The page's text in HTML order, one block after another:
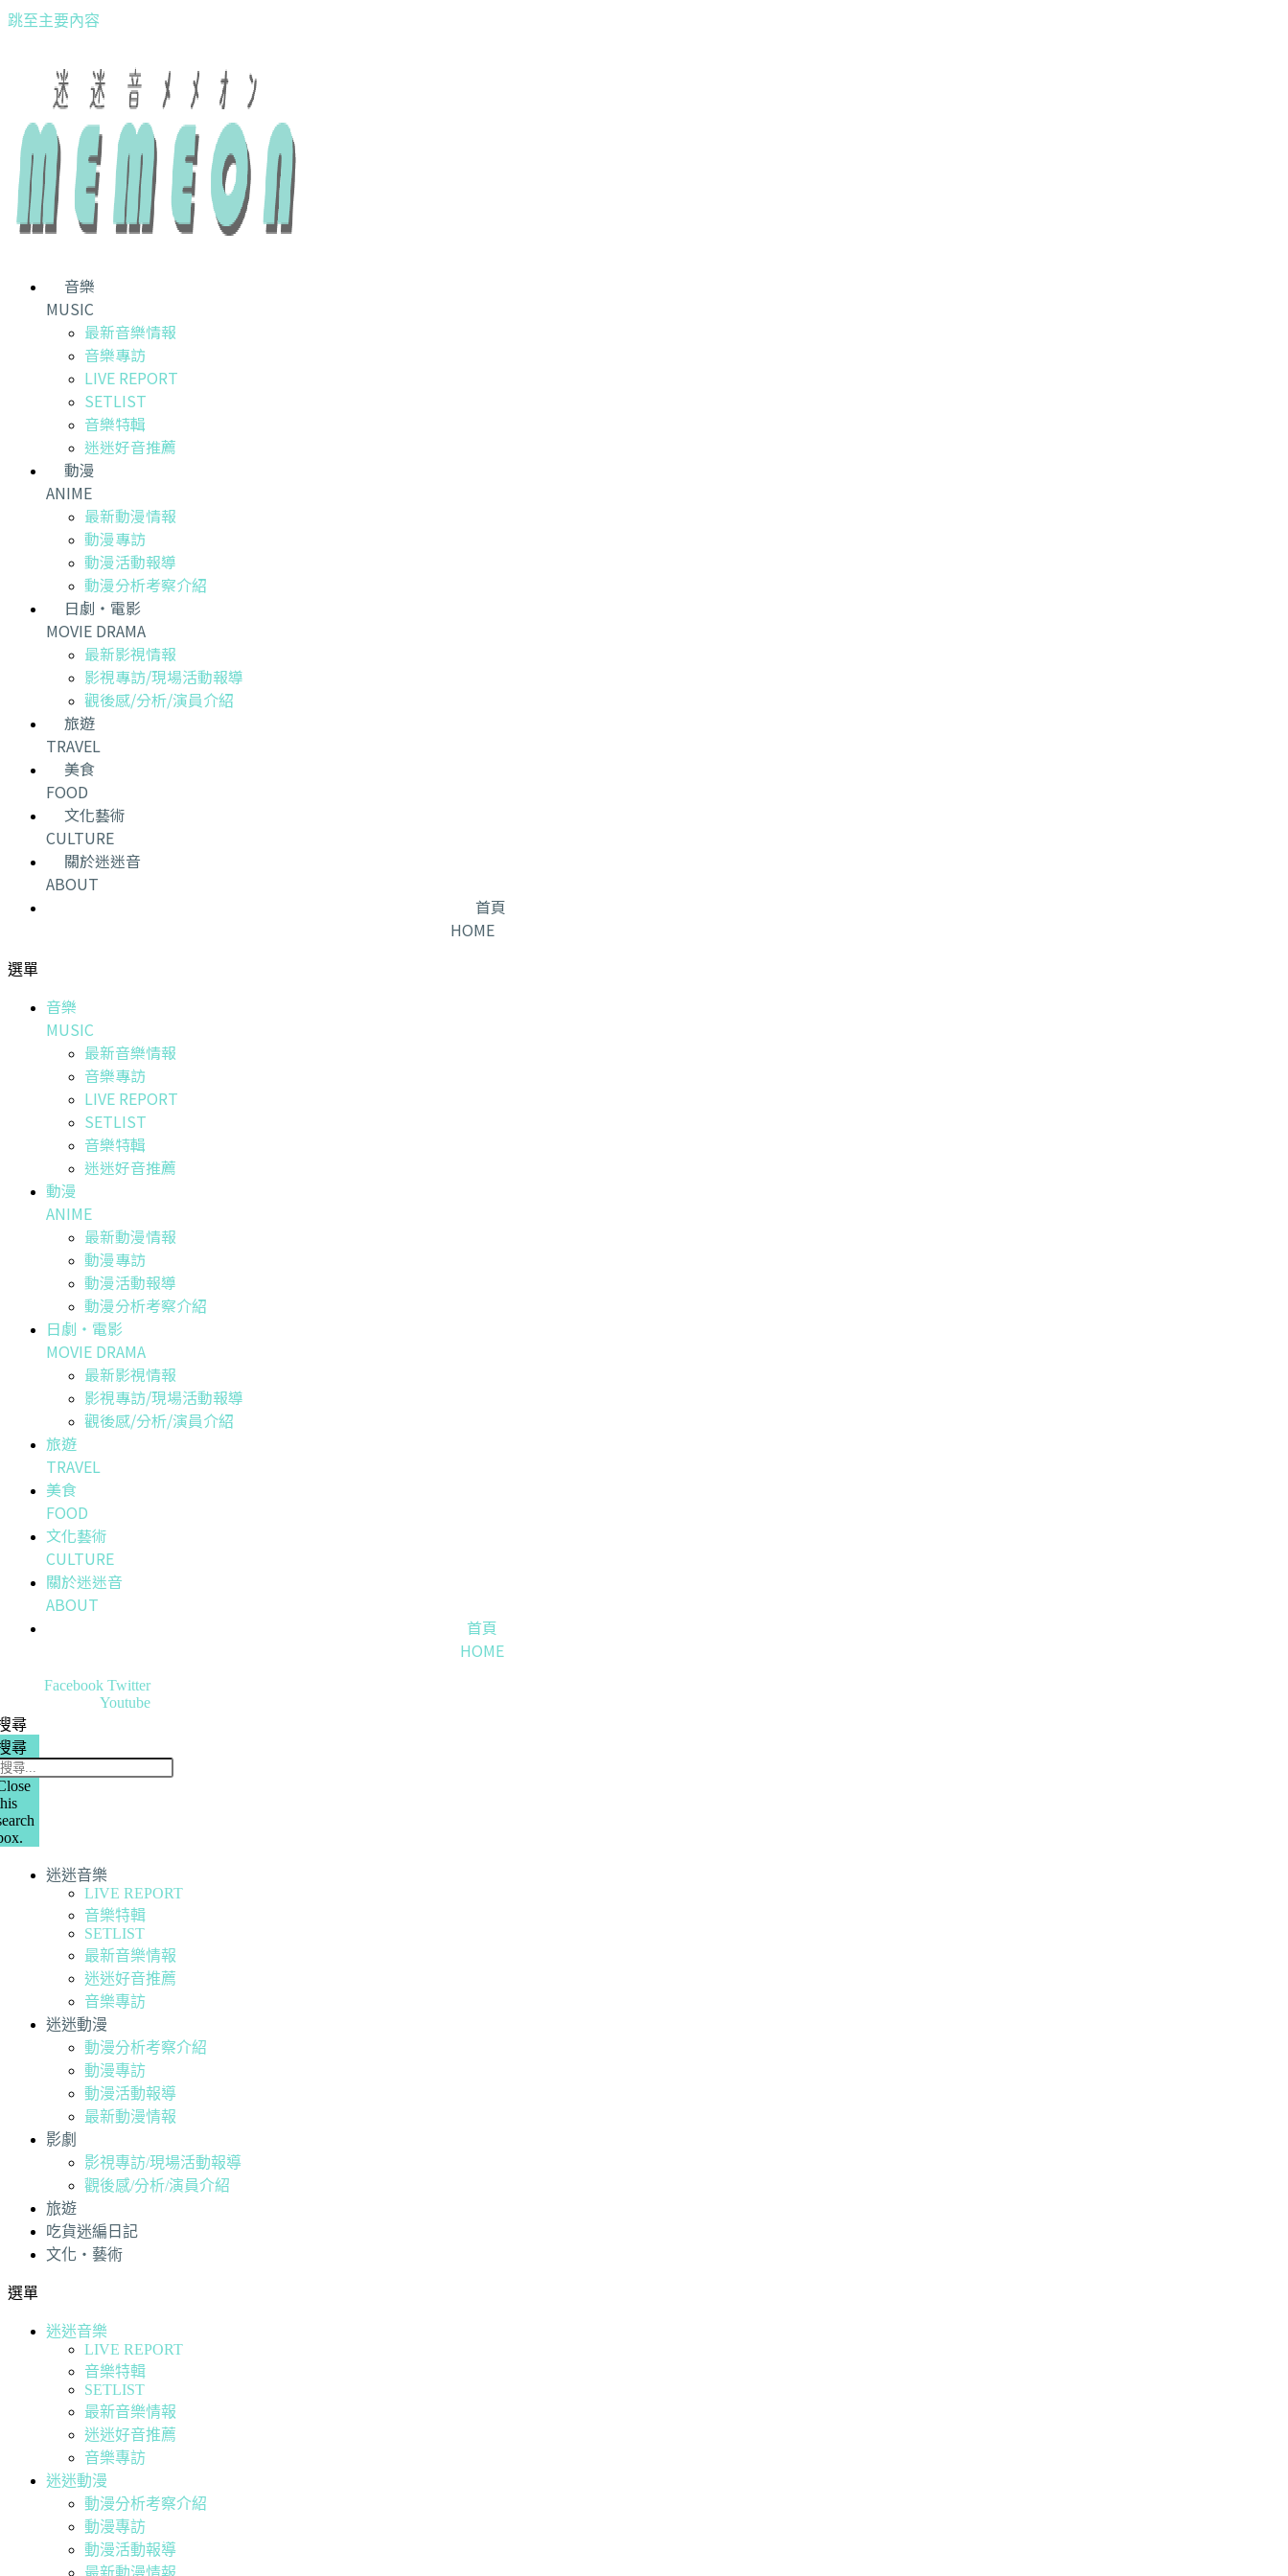
跳至主要內容
音樂
MUSIC
最新音樂情報
音樂專訪
LIVE REPORT
SETLIST
音樂特輯
迷迷好音推薦
動漫
ANIME
最新動漫情報
動漫專訪
動漫活動報導
動漫分析考察介紹
日劇・電影
MOVIE DRAMA
最新影視情報
影視專訪/現場活動報導
觀後感/分析/演員介紹
旅遊
TRAVEL
美食
FOOD
文化藝術
CULTURE
關於迷迷音
ABOUT
首頁
HOME
選單
音樂
MUSIC
最新音樂情報
音樂專訪
LIVE REPORT
SETLIST
音樂特輯
迷迷好音推薦
動漫
ANIME
最新動漫情報
動漫專訪
動漫活動報導
動漫分析考察介紹
日劇・電影
MOVIE DRAMA
最新影視情報
影視專訪/現場活動報導
觀後感/分析/演員介紹
旅遊
TRAVEL
美食
FOOD
文化藝術
CULTURE
關於迷迷音
ABOUT
首頁
HOME
Facebook Twitter
Youtube
尋
尋
迷迷音樂
LIVE REPORT
音樂特輯
SETLIST
最新音樂情報
迷迷好音推薦
音樂專訪
迷迷動漫
動漫分析考察介紹
動漫專訪
動漫活動報導
最新動漫情報
影劇
影視專訪/現場活動報導
觀後感/分析/演員介紹
旅遊
吃貨迷編日記
文化・藝術
選單
迷迷音樂
LIVE REPORT
音樂特輯
SETLIST
最新音樂情報
迷迷好音推薦
音樂專訪
迷迷動漫
動漫分析考察介紹
動漫專訪
動漫活動報導
最新動漫情報